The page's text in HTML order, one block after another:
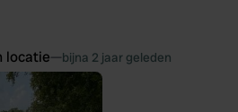
locatie—bijna 2 jaar geleden